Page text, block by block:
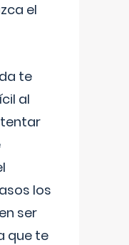
el
te
al
los
ser
que te